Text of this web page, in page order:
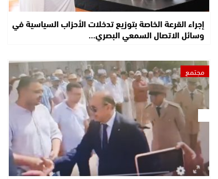
إجراء القرعة الخاصة بتوزيع تدخلات الأحزاب السياسية في
وسائل الاتصال السمعي البصري…
مجتمع